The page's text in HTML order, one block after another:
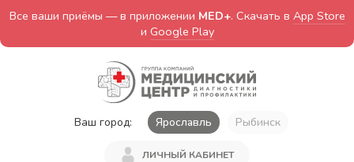
Все ваши приёмы — в приложении MED+. Скачать в App Store
и Google Play
Ваш город: Ярославль Рыбинск
ЛИЧНЫЙ КАБИНЕТ